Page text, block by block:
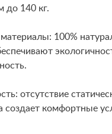
до 140 кг.
100%
отсутствие
создает комфортные